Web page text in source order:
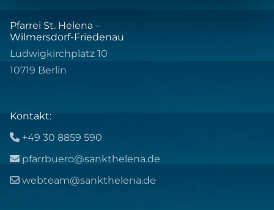
Pfarrei St. Helena –
Wilmersdorf-Friedenau
Ludwigkirchplatz 10
10719 Berlin
Kontakt:
 +49 30 8859 590
 pfarrbuero@sankthelena.de
 webteam@sankthelena.de